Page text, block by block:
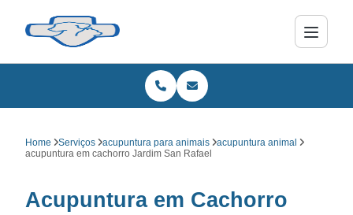
Home Serviços acupuntura para animais
acupuntura animal
acupuntura em cachorro Jardim San Rafael
Acupuntura em Cachorro